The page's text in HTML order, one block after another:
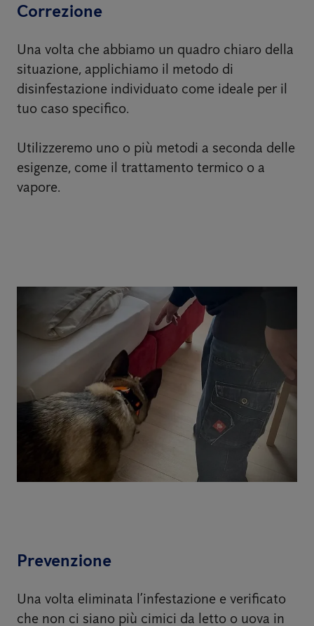
Correzione
Una volta che abbiamo un quadro chiaro della
situazione, applichiamo il metodo di
disinfestazione individuato come ideale per il
tuo caso specifico.
Utilizzeremo uno o più metodi a seconda delle
esigenze, come il trattamento termico o a
vapore.
Prevenzione
Una volta eliminata l’infestazione e verificato
che non ci siano più cimici da letto o uova in